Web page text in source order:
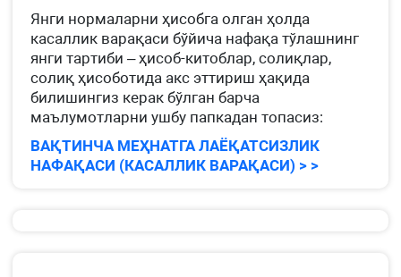
Янги нормаларни ҳисобга олган ҳолда
касаллик варақаси бўйича нафақа тўлашнинг
янги тартиби – ҳисоб-китоблар, солиқлар,
солиқ ҳисоботида акс эттириш ҳақида
билишингиз керак бўлган барча
маълумотларни ушбу папкадан топасиз:
ВАҚТИНЧА МЕҲНАТГА ЛАЁҚАТСИЗЛИК
НАФАҚАСИ (КАСАЛЛИК ВАРАҚАСИ) > >